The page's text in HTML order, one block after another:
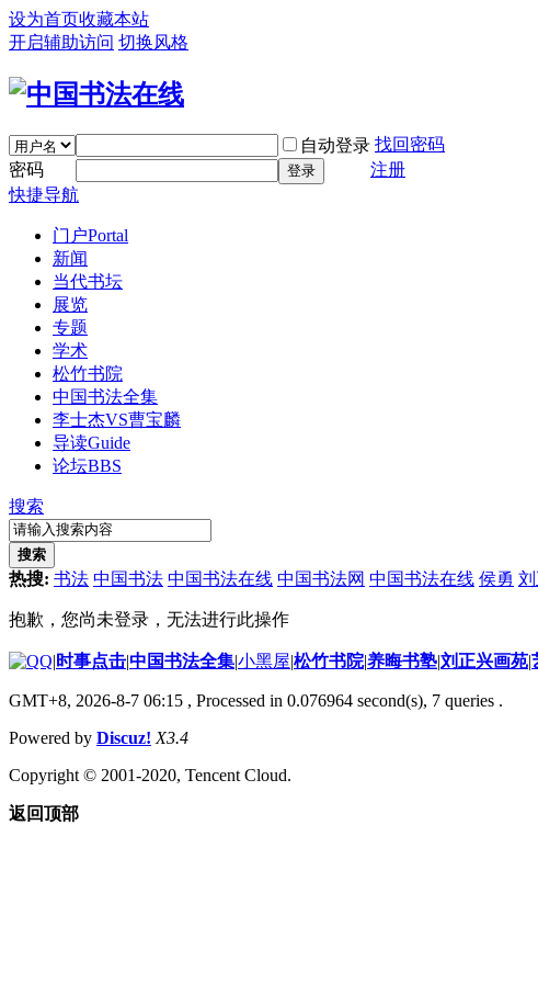
设为首页收藏本站
开启辅助访问 切换风格
自动登录 找回密码
密码
登录
注册
快捷导航
门户Portal
新闻
当代书坛
展览
专题
学术
松竹书院
中国书法全集
李士杰VS曹宝麟
导读Guide
论坛BBS
搜索
搜索
热搜: 书法 中国书法 中国书法在线 中国书法网 中国书法在线 侯勇
抱歉，您尚未登录，无法进行此操作
| 时事点击|中国书法全集|小黑屋|松竹书院|养晦书塾|刘正兴画苑|
GMT+8, 2026-8-7 06:15 , Processed in 0.076964 second(s), 7 queries .
Powered by Discuz! X3.4
Copyright © 2001-2020, Tencent Cloud.
返回顶部